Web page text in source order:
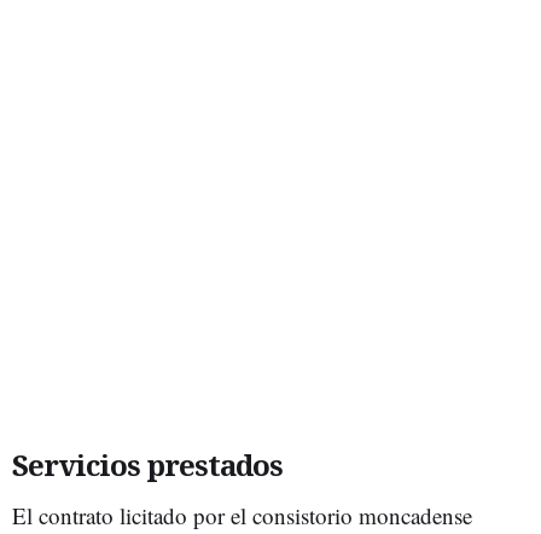
Servicios prestados
El contrato licitado por el consistorio moncadense